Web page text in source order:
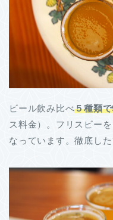
ビール飲み比べ５種類
ス料金）。フリスビー
なっています。徹底し